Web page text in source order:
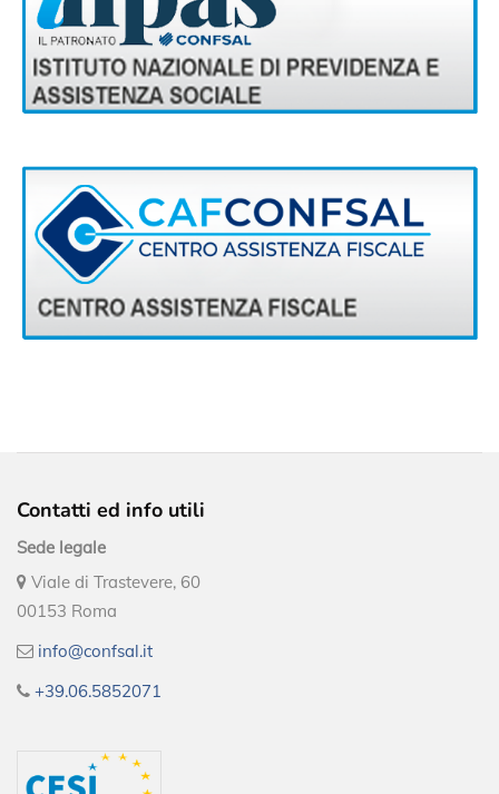
Contatti ed info utili
Sede legale
Viale di Trastevere, 60
00153 Roma
info@confsal.it
+39.06.5852071